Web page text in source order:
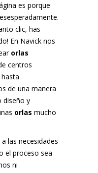
es porque
clic, has
En Navick nos
orlas
centros
hasta
de una manera
diseño y
orlas mucho
las necesidades
el proceso sea
ni